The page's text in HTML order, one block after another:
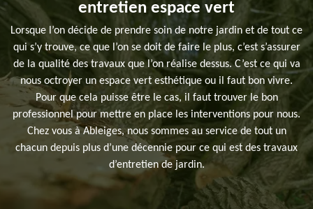
entretien espace vert
Lorsque l’on décide de prendre soin de notre jardin et de tout ce
qui s’y trouve, ce que l’on se doit de faire le plus, c’est s’assurer
de la qualité des travaux que l’on réalise dessus. C’est ce qui va
nous octroyer un espace vert esthétique ou il faut bon vivre.
Pour que cela puisse être le cas, il faut trouver le bon
professionnel pour mettre en place les interventions pour nous.
Chez vous à Ableiges, nous sommes au service de tout un
chacun depuis plus d’une décennie pour ce qui est des travaux
d’entretien de jardin.